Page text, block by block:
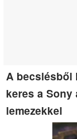
A becslésből
keres a
lemezekkel